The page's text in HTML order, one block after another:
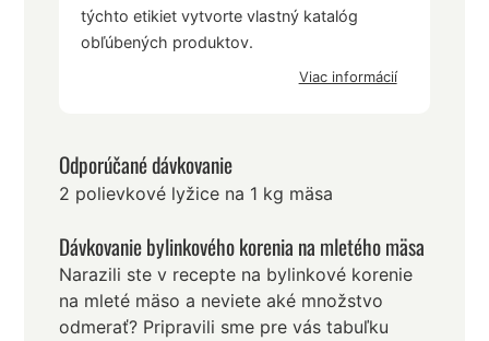
týchto etikiet vytvorte vlastný katalóg
obľúbených produktov.
Viac informácií
Odporúčané dávkovanie
2 polievkové lyžice na 1 kg mäsa
Dávkovanie bylinkového korenia na mletého mäsa
Narazili ste v recepte na bylinkové korenie
na mleté mäso a neviete aké množstvo
odmerať? Pripravili sme pre vás tabuľku